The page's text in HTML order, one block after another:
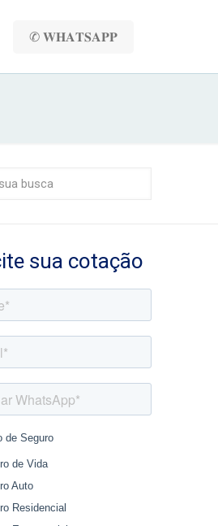
✆ 𝐖𝐇𝐀𝐓𝐒𝐀𝐏𝐏
sua cotação